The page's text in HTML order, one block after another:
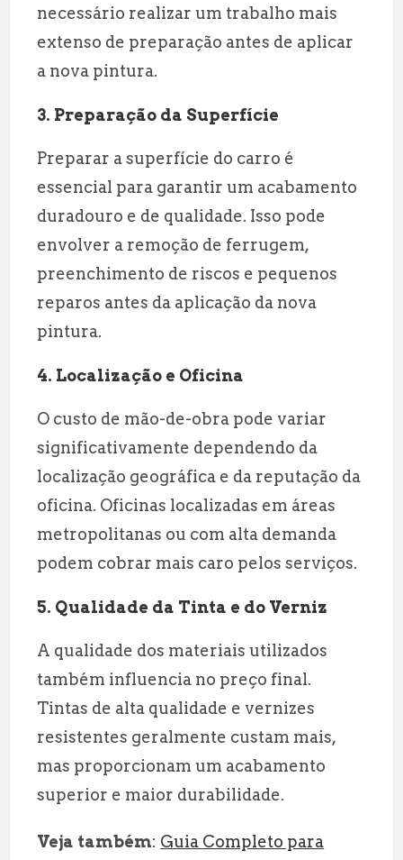
necessário realizar um trabalho mais
extenso de preparação antes de aplicar
a nova pintura.
3. Preparação da Superfície
Preparar a superfície do carro é
essencial para garantir um acabamento
duradouro e de qualidade. Isso pode
envolver a remoção de ferrugem,
preenchimento de riscos e pequenos
reparos antes da aplicação da nova
pintura.
4. Localização e Oficina
O custo de mão-de-obra pode variar
significativamente dependendo da
localização geográfica e da reputação da
oficina. Oficinas localizadas em áreas
metropolitanas ou com alta demanda
podem cobrar mais caro pelos serviços.
5. Qualidade da Tinta e do Verniz
A qualidade dos materiais utilizados
também influencia no preço final.
Tintas de alta qualidade e vernizes
resistentes geralmente custam mais,
mas proporcionam um acabamento
superior e maior durabilidade.
Veja também: Guia Completo para